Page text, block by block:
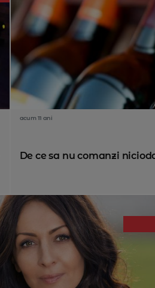
acum 11 ani
De ce sa nu comanzi